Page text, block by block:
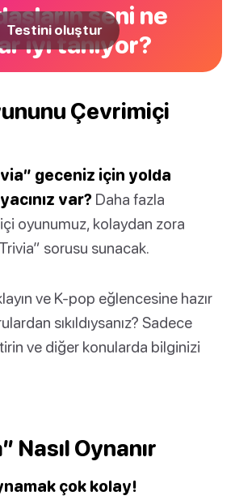
seni ne
iyi tanıyor?
Testini oluştur
Çevrimiçi
geceniz için yolda
var? Daha fazla
oyunumuz, kolaydan zora
sorusu sunacak.
ve K-pop eğlencesine hazır
sıkıldıysanız? Sadece
ve diğer konularda bilginizi
Nasıl Oynanır
çok kolay!